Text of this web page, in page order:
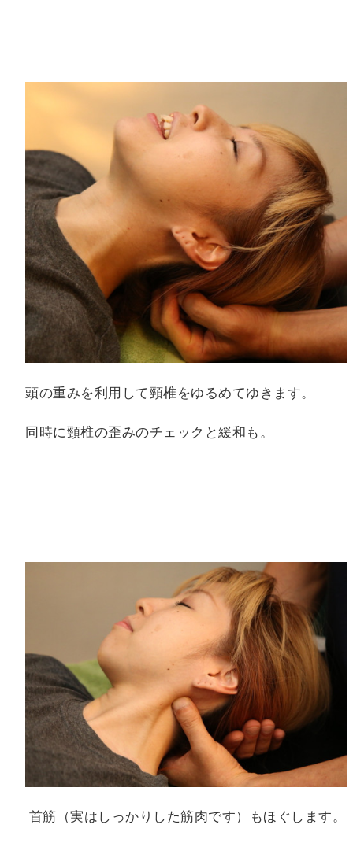
頭の重みを利用して頸椎をゆるめてゆきます。
同時に頸椎の歪みのチェックと緩和も。
首筋（実はしっかりした筋肉です）もほぐします。